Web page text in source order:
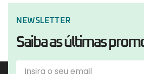
NEWSLETTER
Saiba as últimas